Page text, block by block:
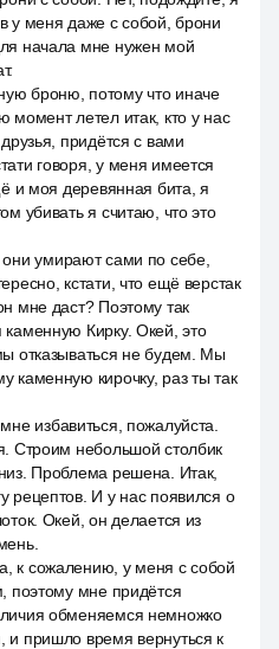
у меня даже с собой, брони
начала мне нужен мой
броню, потому что иначе
летел итак, кто у нас
придётся с вами
говоря, у меня имеется
и моя деревянная бита, я
убивать я считаю, что это
умирают сами по себе,
кстати, что ещё верстак
мне даст? Поэтому так
Кирку. Окей, это
отказываться не будем. Мы
каменную кирочку, раз ты так
избавиться, пожалуйста.
Строим небольшой столбик
Проблема решена. Итак,
рецептов. И у нас появился о
Окей, он делается из
к сожалению, у меня с собой
поэтому мне придётся
обменяемся немножко
пришло время вернуться к